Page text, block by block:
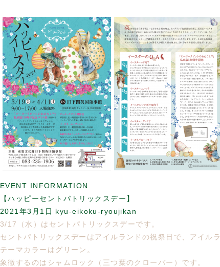
EVENT INFORMATION
【ハッピーセントパトリックスデー】
2021年3月1日 kyu-eikoku-ryoujikan
3/17（水）はセントパトリックスデーです。
セントパトリックスデーはアイルランドの祝祭日で、アイル
テーマカラーはグリーン。
象徴するのはシャムロック（三つ葉のクローバー）です。